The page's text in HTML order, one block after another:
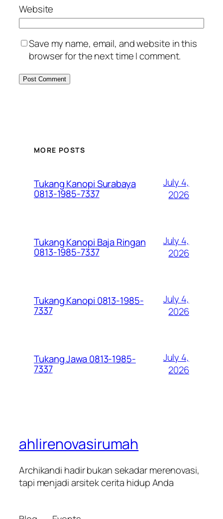
Website
Save my name, email, and website in this
browser for the next time I comment.
MORE POSTS
Tukang Kanopi Surabaya
0813-1985-7337
July 4,
2026
Tukang Kanopi Baja Ringan
0813-1985-7337
July 4,
2026
Tukang Kanopi 0813-1985-
7337
July 4,
2026
Tukang Jawa 0813-1985-
7337
July 4,
2026
ahlirenovasirumah
Archikandi hadir bukan sekadar merenovasi,
tapi menjadi arsitek cerita hidup Anda